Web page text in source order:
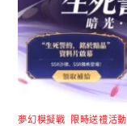
夢幻模擬戰 限時送禮活動